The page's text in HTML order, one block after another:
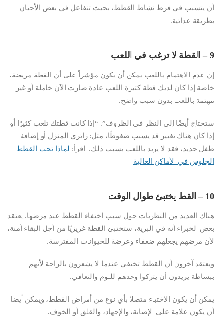
أن يتسبب في فرط نشاط القطط، بحيث تتفاعل في بعض الأحيان
بطريقة عدائية.
9 – القطة لا ترغب في اللعب
إن عدم الاهتمام باللعب يمكن أن يكون مؤشراً على أن القطة مريضة،
خاصة إذا كان لديك قطة كثيرة اللعب عادة صارت الآن خاملة أو غير
مهتمة باللعب بدون سبب واضح.
ستحتاج أيضًا إلى النظر في الظروف”. “إذا كانت قطتك تلعب كثيرًا أو
إذا كان هناك تغيير قد يسبب ضغوطًا، مثل: زائري المنزل أو إضافة
طفل جديد، فقد لا يريد باللعب بسبب ذلك..
اقرأ: لماذا تحب القطط
الجلوس في الأماكن العالية
10 – القط يختبئ طوال الوقت
هناك العديد من النظريات حول سبب اختفاء القطط عند مرضها. يعتقد
بعض الخبراء أنه في البرية، ستختبئ القطة غريزيًا من أجل البقاء آمنة،
لأن مرضهم يجعلهم ضعفاء وعرضة للحيوانات المفترسة.
ويعتقد آخرون أن القطط تختفي عندما لا يشعرون بالراحة لأنهم
ببساطة يريدون أن يتركوا وحدهم للنوم والتعافي.
يمكن أن يكون الاختباء متصلا بأي نوع من أمراض القطط، ويمكن أيضا
أن يكون علامة على الإصابة، والإجهاد، والقلق أو الخوف.